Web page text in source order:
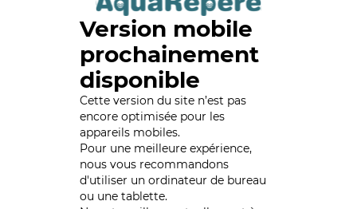
Version mobile
prochainement
disponible
Cette version du site n’est pas
encore optimisée pour les
appareils mobiles.
Pour une meilleure expérience,
nous vous recommandons
d'utiliser un ordinateur de bureau
ou une tablette.